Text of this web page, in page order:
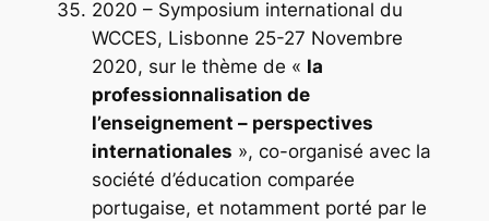
2020 – Symposium international du
WCCES, Lisbonne 25-27 Novembre
2020, sur le thème de « la
professionnalisation de
l’enseignement – perspectives
internationales », co-organisé avec la
société d’éducation comparée
portugaise, et notamment porté par le